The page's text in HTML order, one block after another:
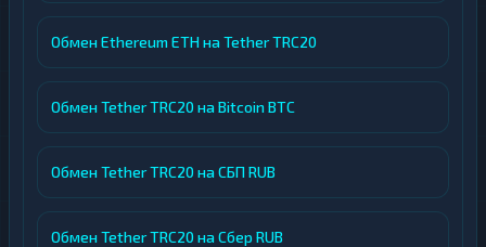
Обмен Ethereum ETH на Tether TRC20
Обмен Tether TRC20 на Bitcoin BTC
Обмен Tether TRC20 на СБП RUB
Обмен Tether TRC20 на Сбер RUB